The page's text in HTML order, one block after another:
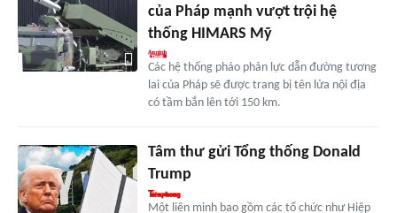
của Pháp mạnh vượt trội hệ
thống HIMARS Mỹ
Các hệ thống pháo phản lực dẫn đường tương
lai của Pháp sẽ được trang bị tên lửa nội địa
có tầm bắn lên tới 150 km.
Tâm thư gửi Tổng thống Donald
Trump
Một liên minh bao gồm các tổ chức như Hiệp